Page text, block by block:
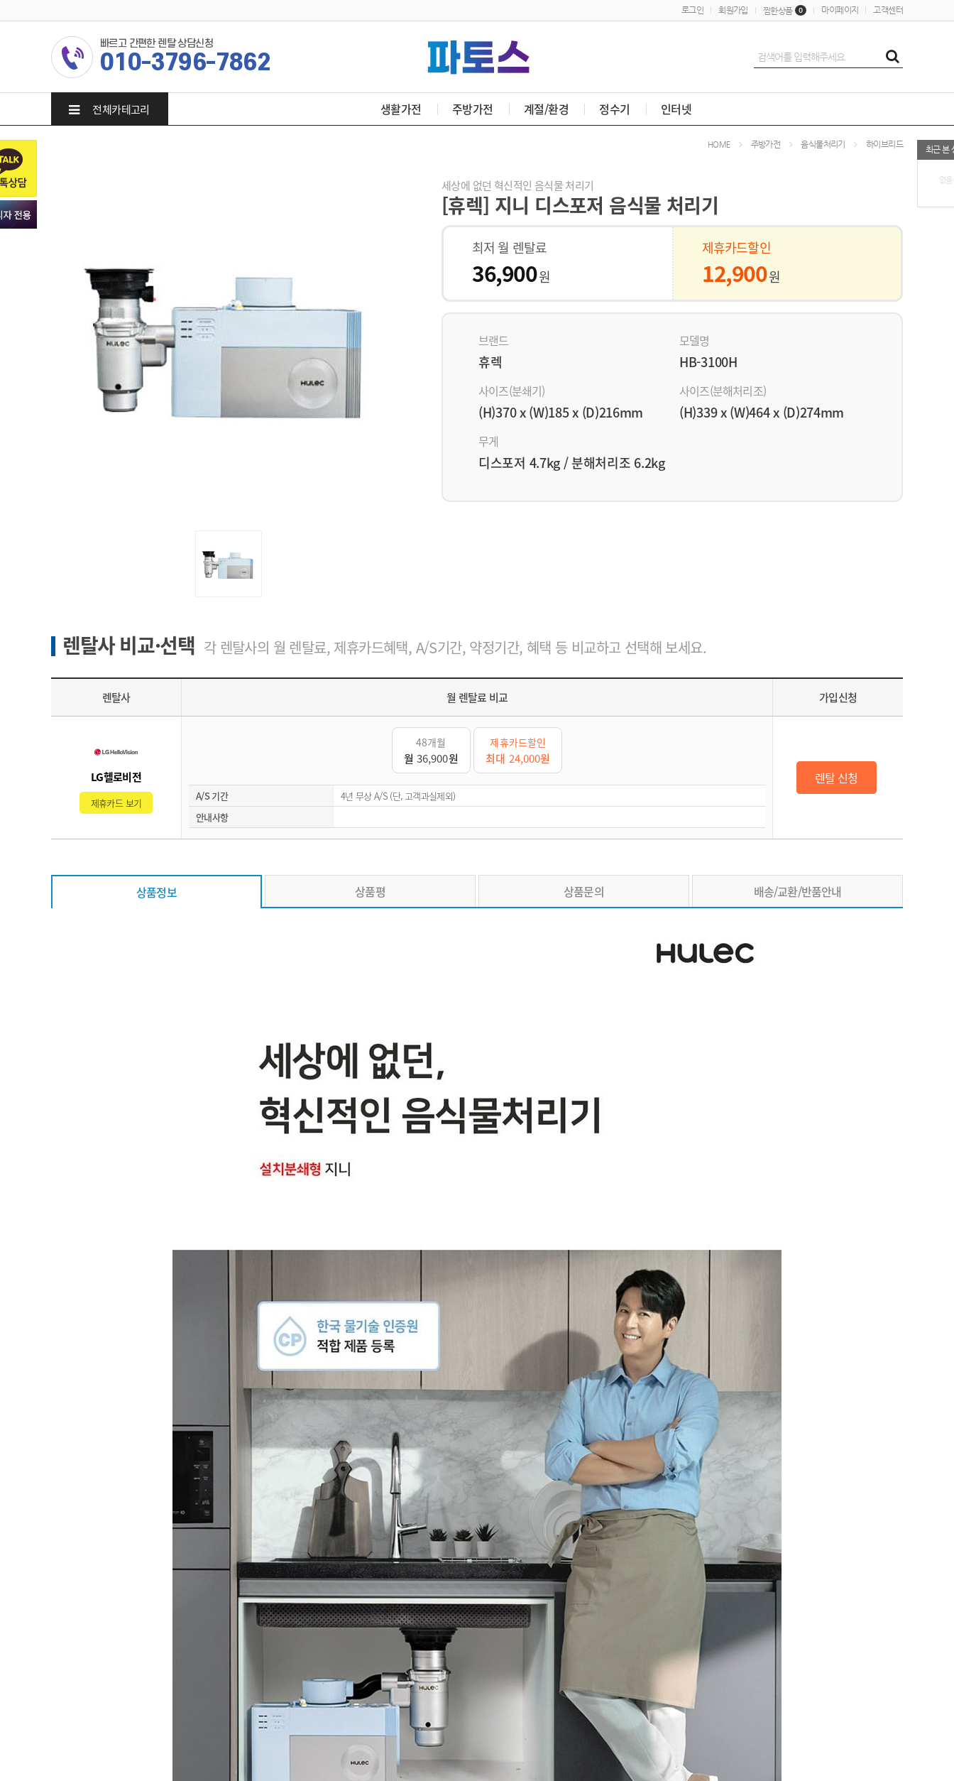
로그인 회원가입 찜한상품 0 마이페이지 고객센터
빠르고 간편한 렌탈 상담신청
010-3796-7862
전체카테고리 생활가전 주방가전 계절/환경 정수기 인터넷
최근 본
없음
HOME 주방가전 음식물처리기 하이브리드
세상에 없던 혁신적인 음식물 처리기
[휴렉] 지니 디스포저 음식물 처리기
최저 월 렌탈료
36,900원
제휴카드할인
12,900원
브랜드
휴렉
모델명
HB-3100H
사이즈(분쇄기)
(H)370 x (W)185 x (D)216mm
사이즈(분해처리조)
(H)339 x (W)464 x (D)274mm
무게
디스포저 4.7kg / 분해처리조 6.2kg
렌탈사 비교·선택 각 렌탈사의 월 렌탈료, 제휴카드혜택, A/S기간, 약정기간, 혜택 등 비교하고 선택해 보세요.
렌탈사 월 렌탈료 비교 가입신청
LG헬로비전
제휴카드 보기
48개월
월 36,900원
제휴카드할인
최대 24,000원
A/S 기간
4년 무상 A/S (단, 고객과실제외)
안내사항
렌탈 신청
상품정보 상품평 상품문의 배송/교환/반품안내